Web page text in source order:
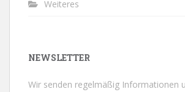
Weiteres
NEWSLETTER
Wir senden regelmäßig Informationen